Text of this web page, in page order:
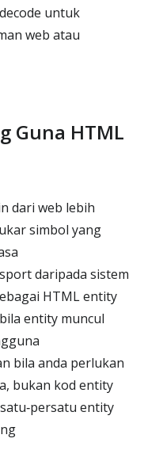
untuk
web atau
Guna HTML
dari web lebih
simbol yang
daripada sistem
HTML entity
entity muncul
bila anda perlukan
bukan kod entity
entity